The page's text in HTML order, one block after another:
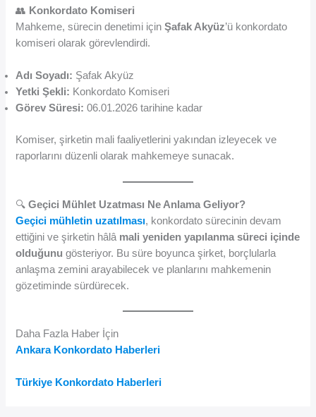
👥 Konkordato Komiseri
Mahkeme, sürecin denetimi içinŞafak Akyüz’ü konkordato
komiseri olarak görevlendirdi.
Adı Soyadı: Şafak Akyüz
Yetki Şekli: Konkordato Komiseri
Görev Süresi: 06.01.2026 tarihine kadar
Komiser, şirketin mali faaliyetlerini yakından izleyecek ve
raporlarını düzenli olarak mahkemeye sunacak.
🔍Geçici Mühlet Uzatması Ne Anlama Geliyor?
Geçici mühletin uzatılması, konkordato sürecinin devam
ettiğini ve şirketin hâlâ mali yeniden yapılanma süreci içinde
olduğunu gösteriyor. Bu süre boyunca şirket, borçlularla
anlaşma zemini arayabilecek ve planlarını mahkemenin
gözetiminde sürdürecek.
Daha Fazla Haber İçin
Ankara Konkordato Haberleri
Türkiye Konkordato Haberleri